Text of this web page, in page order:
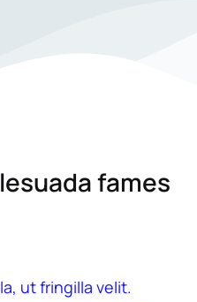
fames
ut fringilla velit.